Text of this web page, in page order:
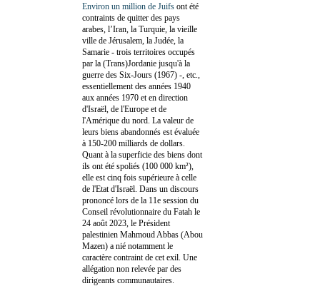
Environ un million de Juifs ont été
contraints de quitter des pays
arabes, l’Iran, la Turquie, la vieille
ville de Jérusalem, la Judée, la
Samarie - trois territoires occupés
par la (Trans)Jordanie jusqu'à la
guerre des Six-Jours (1967) -, etc.,
essentiellement des années 1940
aux années 1970 et en direction
d'Israël, de l'Europe et de
l'Amérique du nord. La valeur de
leurs biens abandonnés est évaluée
à 150-200 milliards de dollars.
Quant à la superficie des biens dont
ils ont été spoliés (100 000 km²),
elle est cinq fois supérieure à celle
de l'Etat d'Israël. Dans un discours
prononcé lors de la 11e session du
Conseil révolutionnaire du Fatah le
24 août 2023, le Président
palestinien Mahmoud Abbas (Abou
Mazen) a nié notamment le
caractère contraint de cet exil. Une
allégation non relevée par des
dirigeants communautaires.